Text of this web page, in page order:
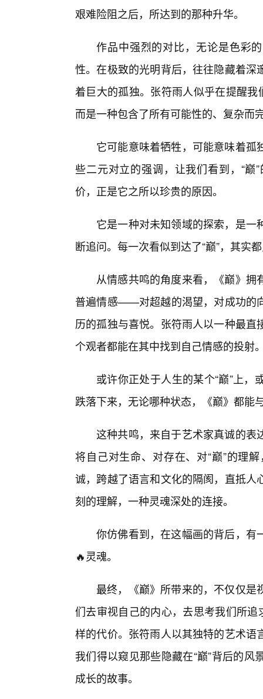
艰难险阻之后，所达到的那种升华。
作品中强烈的对比，无论是色彩
性。在极致的光明背后，往往隐藏着
着巨大的孤独。张符雨人似乎在提醒
而是一种包含了所有可能性的、复杂而
它可能意味着牺牲，可能意味着
些二元对立的强调，让我们看到，“
价，正是它之所以珍贵的原因。
它是一种对未知领域的探索，是
断追问。每一次看似到达了“巅”，其实
从情感共鸣的角度来看，《巅》
普遍情感——对超越的渴望，对成功的
历的孤独与喜悦。张符雨人以一种最
个观者都能在其中找到自己情感的投射
或许你正处于人生的某个“巅”上
跌落下来，无论哪种状态，《巅》都能
这种共鸣，来自于艺术家真诚的表
将自己对生命、对存在、对“巅”的理
诚，跨越了语言和文化的隔阂，直抵
刻的理解，一种灵魂深处的连接。
你仿佛看到，在这幅画的背后，有
🔥灵魂。
最终，《巅》所带来的，不仅仅是
们去审视自己的内心，去思考我们所
样的代价。张符雨人以其独特的艺术
我们得以窥见那些隐藏在“巅”背后的
成长的故事。